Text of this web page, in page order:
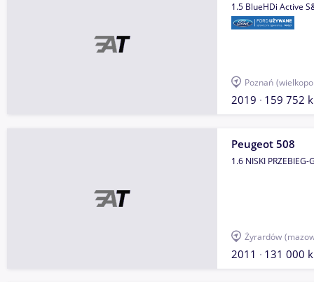
1.5 BlueHDi Active
Poznań
2019 159 752
Peugeot 508
1.6 NISKI PRZEBIEG-
Żyrardów
2011 131 000